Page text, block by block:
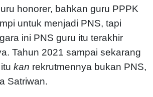
honorer, bahkan guru PPPK
untuk menjadi PNS, tapi
ini PNS guru itu terakhir
Tahun 2021 sampai sekarang
kan rekrutmennya bukan PNS,
Satriwan.